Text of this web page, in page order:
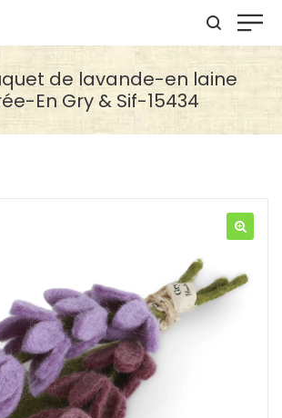
de lavande-en laine
En Gry & Sif-15434